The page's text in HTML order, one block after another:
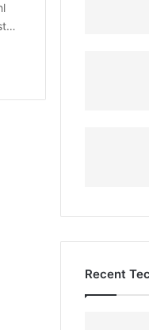
Recent